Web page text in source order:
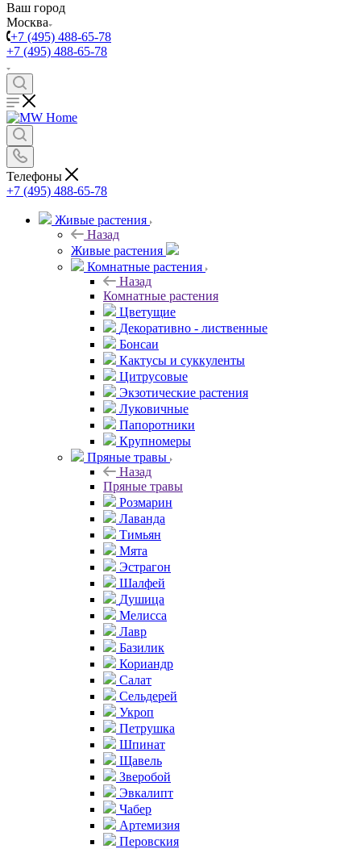
Ваш город
Москва
+7 (495) 488-65-78
+7 (495) 488-65-78
Телефоны
+7 (495) 488-65-78
Живые растения
Назад
Живые растения
Комнатные растения
Назад
Комнатные растения
Цветущие
Декоративно - лиственные
Бонсаи
Кактусы и суккуленты
Цитрусовые
Экзотические растения
Луковичные
Папоротники
Крупномеры
Пряные травы
Назад
Пряные травы
Розмарин
Лаванда
Тимьян
Мята
Эстрагон
Шалфей
Душица
Мелисса
Лавр
Базилик
Кориандр
Салат
Сельдерей
Укроп
Петрушка
Шпинат
Щавель
Зверобой
Эвкалипт
Чабер
Артемизия
Перовския